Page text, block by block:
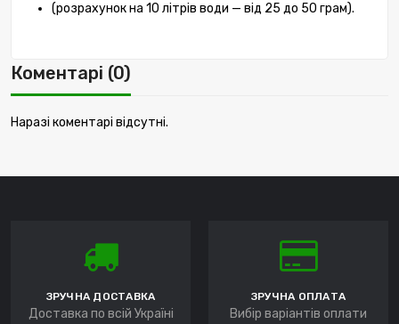
(розрахунок на 10 літрів води — від 25 до 50 грам).
Коментарі (0)
Наразі коментарі відсутні.
ЗРУЧНА ДОСТАВКА
Доставка по всій Україні
ЗРУЧНА ОПЛАТА
Вибір варіантів оплати